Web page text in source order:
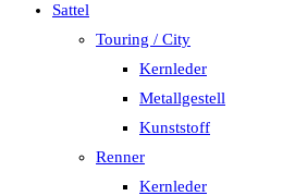
Sattel
Touring / City
Kernleder
Metallgestell
Kunststoff
Renner
Kernleder